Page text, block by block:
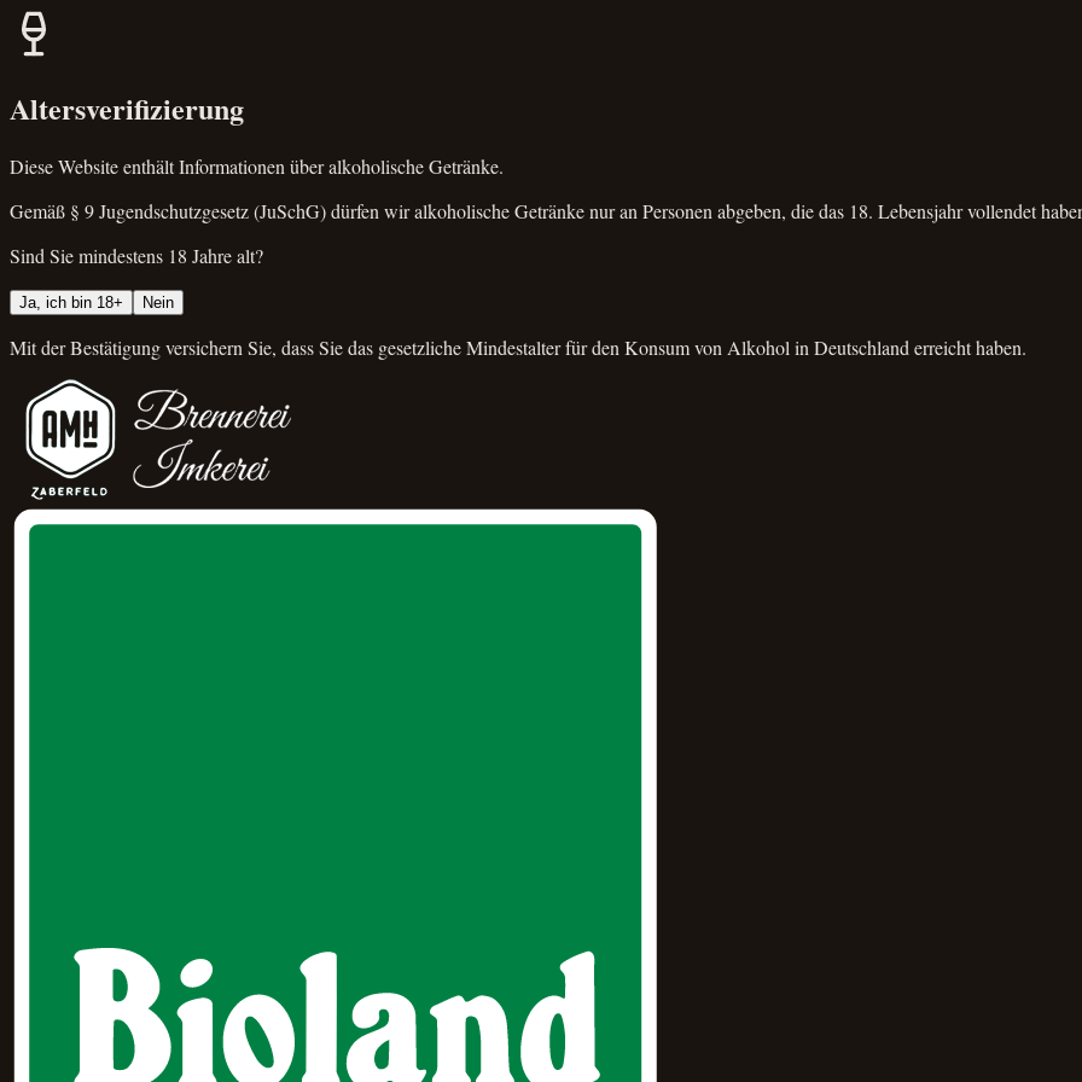
Altersverifizierung
Diese Website enthält Informationen über alkoholische Getränke.
Gemäß § 9 Jugendschutzgesetz (JuSchG) dürfen wir alkoholische Getränke nur an Personen abgeben, die das 18. Lebensjahr vollendet
Sind Sie mindestens 18 Jahre alt?
Ja, ich bin 18+ Nein
Mit der Bestätigung versichern Sie, dass Sie das gesetzliche Mindestalter für den Konsum von Alkohol in Deutschland erreicht haben.